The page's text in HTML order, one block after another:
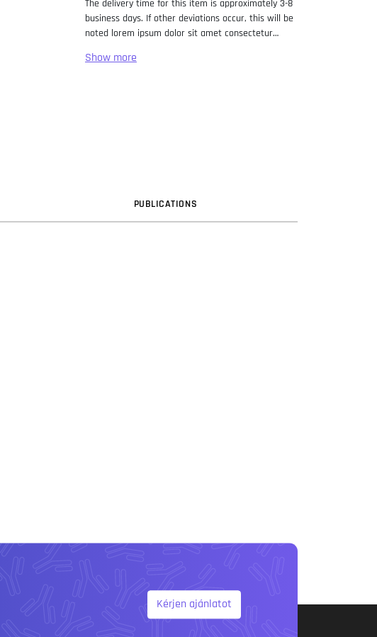
The delivery time for this item is approximately 3-8
business days. If other deviations occur, this will be
noted lorem ipsum dolor sit amet consectetur
standard dummy text ever since the 1500s, when
PUBLICATIONS
Kérjen ajánlatot